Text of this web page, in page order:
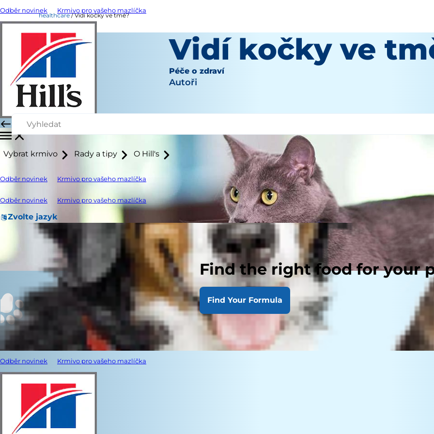
Odběr novinek Krmivo pro vašeho mazlíčka
Vybrat krmivo Rady a tipy O Hill's
Odběr novinek Krmivo pro vašeho mazlíčka
Odběr novinek Krmivo pro vašeho mazlíčka
Zvolte jazyk
Find the right food for your
Find Your Formula
Odběr novinek Krmivo pro vašeho mazlíčka
healthcare Vidí kočky ve tmě?
Vidí kočky ve
Péče o zdraví
Autoři